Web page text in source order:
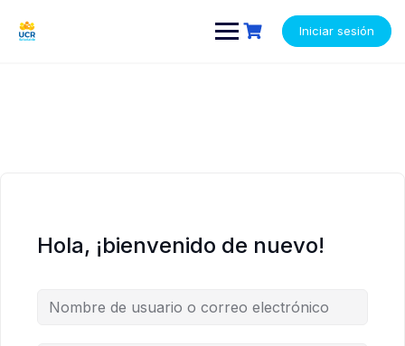
contenido
Iniciar sesión
Hola, ¡bienvenido de nuevo!